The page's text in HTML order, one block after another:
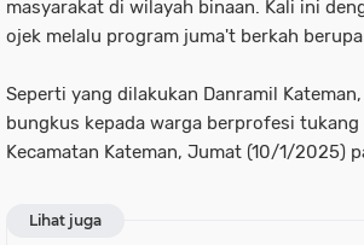
masyarakat di wilayah binaan. Kali ini
ojek melalu program juma't berkah
Seperti yang dilakukan Danramil
bungkus kepada warga berprofesi tukang
Kecamatan Kateman, Jumat (10/1/2025)
Lihat juga